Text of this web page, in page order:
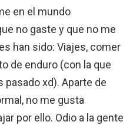
en el mundo
no gaste y que no me
han sido: Viajes, comer
de enduro (con la que
pasado xd). Aparte de
no me gusta
por ello. Odio a la gente